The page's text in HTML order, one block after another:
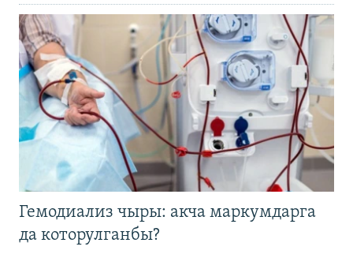
Гемодиализ чыры: акча маркумдарга
да которулганбы?